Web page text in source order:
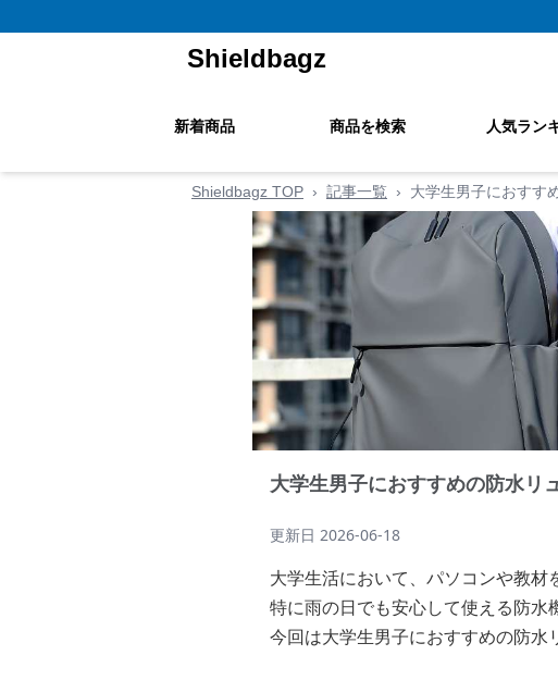
Shieldbagz
新着商品 商品を検索 人気ラン
Shieldbagz TOP › 記事一覧 › 大学生男子におすす
大学生男子におすすめの防水リ
更新日 2026-06-18
大学生活において、パソコンや教材
特に雨の日でも安心して使える防水
今回は大学生男子におすすめの防水